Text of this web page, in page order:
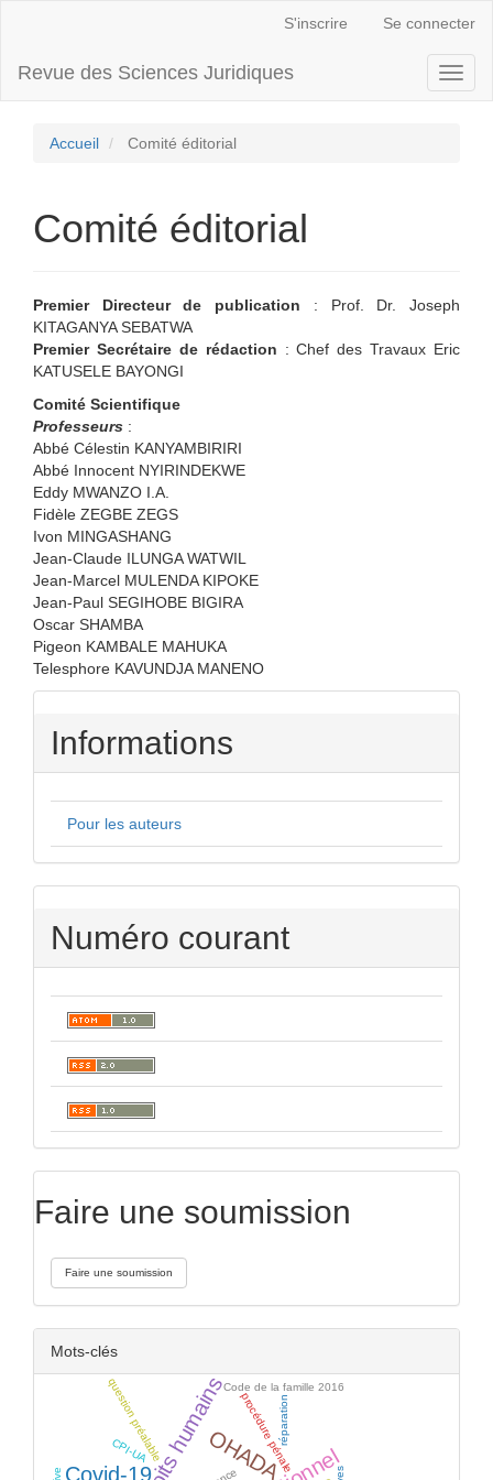
principal
Barre
S'inscrire Se connecter
Revue des Sciences Juridiques
Accueil Comité éditorial
Comité éditorial
Premier Directeur de publication : Prof. Dr. Joseph
KITAGANYA SEBATWA
Premier Secrétaire de rédaction : Chef des Travaux Eric
KATUSELE BAYONGI
Comité Scientifique
Professeurs :
Abbé Célestin KANYAMBIRIRI
Abbé Innocent NYIRINDEKWE
Eddy MWANZO I.A.
Fidèle ZEGBE ZEGS
Ivon MINGASHANG
Jean-Claude ILUNGA WATWIL
Jean-Marcel MULENDA KIPOKE
Jean-Paul SEGIHOBE BIGIRA
Oscar SHAMBA
Pigeon KAMBALE MAHUKA
Telesphore KAVUNDJA MANENO
Informations
Pour les auteurs
Numéro courant
Faire une soumission
Faire une soumission
Mots-clés
OHADA
droits humains
Covid-19 procédure pénale
Code de la famille 2016
question préalable
CPI-UA
réparation